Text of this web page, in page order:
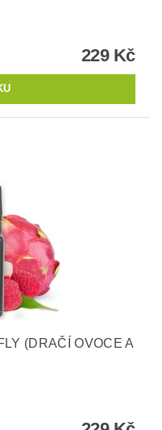
229 Kč
(DRAČÍ OVOCE A